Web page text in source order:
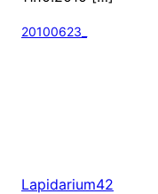
20100623_
Lapidarium42